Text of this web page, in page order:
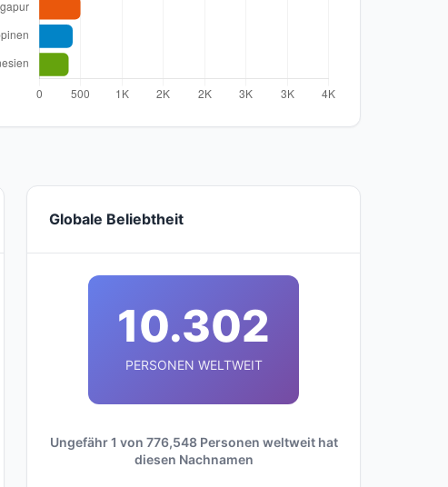
Globale Beliebtheit
10.302
PERSONEN WELTWEIT
Ungefähr 1 von 776,548 Personen weltweit hat
diesen Nachnamen